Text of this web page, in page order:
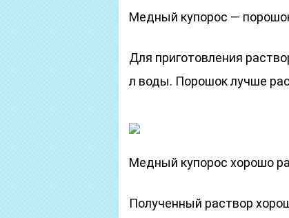
Медный купорос —
Для приготовления
л воды. Порошок лучше
Медный купорос хорошо
Полученный раствор